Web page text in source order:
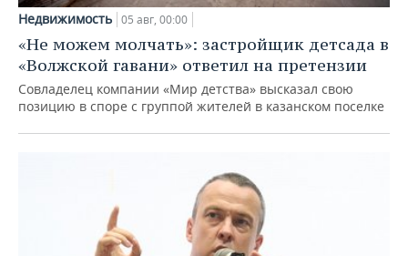
Недвижимость 05 авг, 00:00
«Не можем молчать»: застройщик детсада в
«Волжской гавани» ответил на претензии
Совладелец компании «Мир детства» высказал свою
позицию в споре с группой жителей в казанском поселке